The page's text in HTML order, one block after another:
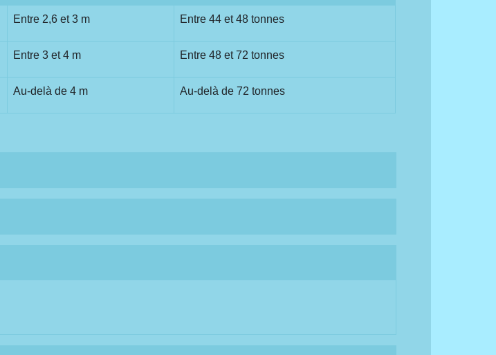
Entre 2,6 et 3 m Entre 44 et 48 tonnes
Entre 3 et 4 m Entre 48 et 72 tonnes
Au-delà de 4 m Au-delà de 72 tonnes